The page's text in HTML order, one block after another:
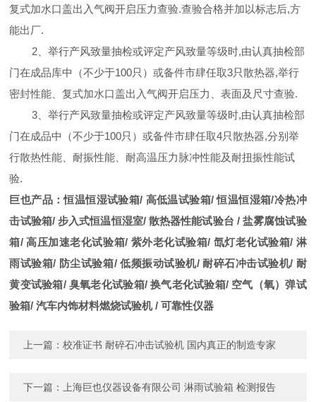
复式加水口盖出入气阀开启压力查验.查验合格并加以标志后,方
能出厂.
2 、举行产风致量抽检或评定产风致量等级时,由认真抽检部
门在成品库中
（不少于100只 ）或备件市肆任取3只散热器,举行
密封性能、复式加水口盖出入气阀开启压力、表面及尺寸查验.
3 、举行产风致量抽检或评定产风致量等级时,由认真抽检部
门在成品中
（不少于100只 ）或备件市肆任取4只散热器,分别举
行散热性能、耐振性能、耐高温压力脉冲性能及耐扭振性能试
验.
巨也产品：恒温恒湿试验箱/ 高低温试验箱/恒温恒湿箱/冷热冲
击试验箱/ 步入式恒温恒湿室/ 散热器性能试验台 /盐雾腐蚀试验
箱/高压加速老化试验箱/ 紫外老化试验箱/ 氙灯老化试验箱/ 淋
雨试验箱/ 防尘试验箱/低频振动试验机/ 耐碎石冲击试验机/ 耐
黄变试验箱/ 臭氧老化试验箱/ 换气老化试验箱/ 空气（氧）弹试
验箱/汽车内饰材料燃烧试验机/可靠性仪器
上一篇：校准证书 耐碎石冲击试验机 国内真正的制造专家
下一篇： 上海巨也仪器设备有限公司 淋雨试验箱 检测报告